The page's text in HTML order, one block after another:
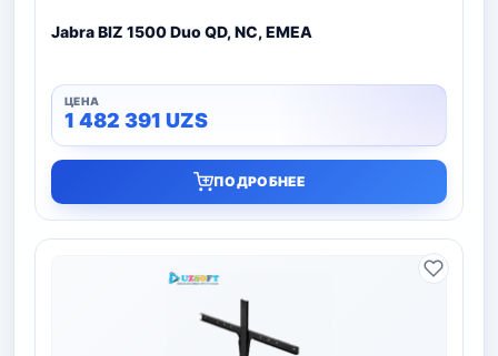
Jabra BIZ 1500 Duo QD, NC, EMEA
1 482 391 UZS
ПОДРОБНЕЕ